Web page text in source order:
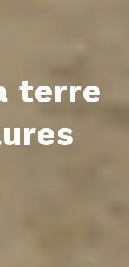
terre